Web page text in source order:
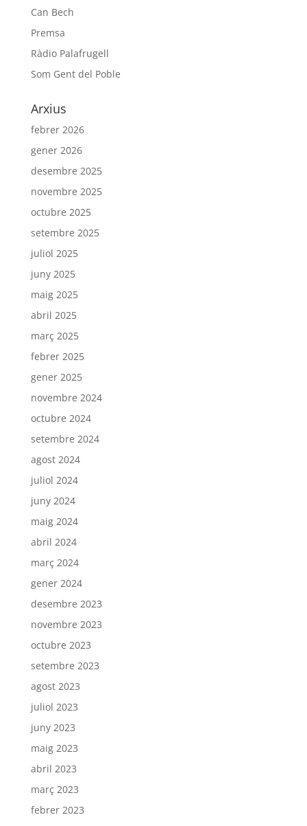
Can Bech
Premsa
Ràdio Palafrugell
Som Gent del Poble
Arxius
febrer 2026
gener 2026
desembre 2025
novembre 2025
octubre 2025
setembre 2025
juliol 2025
juny 2025
maig 2025
abril 2025
març 2025
febrer 2025
gener 2025
novembre 2024
octubre 2024
setembre 2024
agost 2024
juliol 2024
juny 2024
maig 2024
abril 2024
març 2024
gener 2024
desembre 2023
novembre 2023
octubre 2023
setembre 2023
agost 2023
juliol 2023
juny 2023
maig 2023
abril 2023
març 2023
febrer 2023